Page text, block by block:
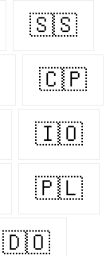
🇸🇸
🇨🇵
🇮🇴
🇵🇱
🇩🇴